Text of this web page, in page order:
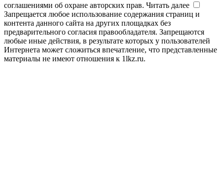
соглашениями об охране авторских прав. Читать далее
Запрещается любое использование содержания страниц и
контента данного сайта на других площадках без
предварительного согласия правообладателя. Запрещаются
любые иные действия, в результате которых у пользователей
Интернета может сложиться впечатление, что представленные
материалы не имеют отношения к 1lkz.ru.